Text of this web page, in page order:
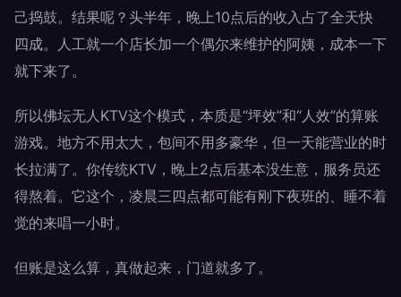
己捣鼓。结果呢？头半年，晚上10点后的收入占了全天快
四成。人工就一个店长加一个偶尔来维护的阿姨，成本一下
就下来了。
所以佛坛无人KTV这个模式，本质是“坪效”和“人效”的算账
游戏。地方不用太大，包间不用多豪华，但一天能营业的时
长拉满了。你传统KTV，晚上2点后基本没生意，服务员还
得熬着。它这个，凌晨三四点都可能有刚下夜班的、睡不着
觉的来唱一小时。
但账是这么算，真做起来，门道就多了。